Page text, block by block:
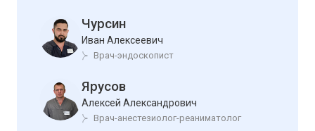
Чурсин
Иван Алексеевич
Врач-эндоскопист
Ярусов
Алексей Александрович
Врач-анестезиолог-реаниматолог